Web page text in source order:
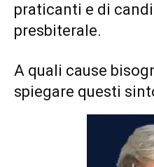
praticanti e di
presbiterale.
A quali cause
spiegare questi